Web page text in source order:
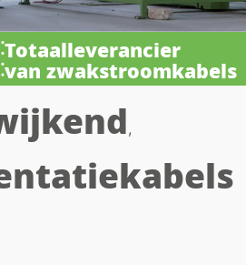
Totaalleverancier
van zwakstroomkabels
,